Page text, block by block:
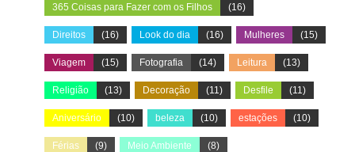
365 Coisas para Fazer com os Filhos (16)
Direitos (16) Look do dia (16) Mulheres (15)
Viagem (15) Fotografia (14) Leitura (13)
Religião (13) Decoração (11) Desfile (11)
Aniversário (10) beleza (10) estações (10)
Férias (9) Meio Ambiente (8)